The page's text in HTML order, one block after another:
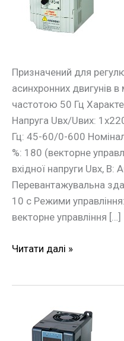
Призначений для
асинхронних двигунів
частотою 50 Гц
Напруга Uвх/Uвих:
Гц: 45-60/0-600
%: 180 (векторне
вхідної напруги Uвх, В:
Перевантажувальна
10 с Режими
векторне управління […]
0,75кВт
1ф/220В
Читати далі »
Частотний
перетворювач